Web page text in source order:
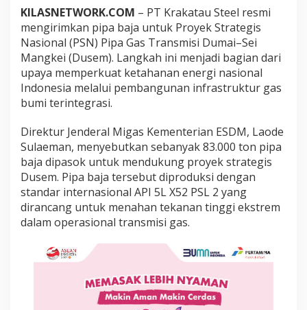
t
a
u
S
t
e
e
l
P
s
o
k
P
i
p
a
S
N
m
a
i
KILASNETWORK.COM – PT Krakatau Steel resmi
mengirimkan pipa baja untuk Proyek Strategis
Nasional (PSN) Pipa Gas Transmisi Dumai–Sei
Mangkei (Dusem). Langkah ini menjadi bagian dari
upaya memperkuat ketahanan energi nasional
Indonesia melalui pembangunan infrastruktur gas
bumi terintegrasi.
Direktur Jenderal Migas Kementerian ESDM, Laode
Sulaeman, menyebutkan sebanyak 83.000 ton pipa
baja dipasok untuk mendukung proyek strategis
Dusem. Pipa baja tersebut diproduksi dengan
standar internasional API 5L X52 PSL 2 yang
dirancang untuk menahan tekanan tinggi ekstrem
dalam operasional transmisi gas.